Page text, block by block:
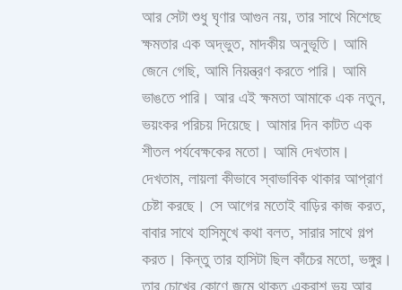
আর সেটা শুধু ঘৃণার আগুন নয়, তার সাথে মিশেছে
ক্ষমতার এক অদ্ভুত, মাদকীয় অনুভূতি। আমি
জেনে গেছি, আমি নিয়ন্ত্রণ করতে পারি। আমি
ভাঙতে পারি। আর এই ক্ষমতা আমাকে এক নতুন,
ভয়ংকর পরিচয় দিয়েছে। আমার দিন কাটত এক
শীতল পর্যবেক্ষকের মতো। আমি দেখতাম।
দেখতাম, লায়লা কীভাবে স্বাভাবিক থাকার আপ্রাণ
চেষ্টা করছে। সে আগের মতোই বাড়ির কাজ করত,
বাবার সাথে হাসিমুখে কথা বলত, সারার সাথে গল্প
করত। কিন্তু তার হাসিটা ছিল কাঁচের মতো, ভঙ্গুর।
তার চোখের কোণে জমে থাকত একরাশ ভয় আর